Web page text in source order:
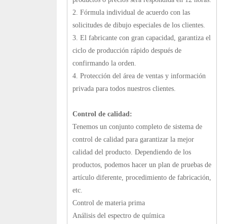
2. Fórmula individual de acuerdo con las
solicitudes de dibujo especiales de los clientes.
3. El fabricante con gran capacidad, garantiza el
ciclo de producción rápido después de
confirmando la orden.
4. Protección del área de ventas y información
privada para todos nuestros clientes.
Control de calidad:
Tenemos un conjunto completo de sistema de
control de calidad para garantizar la mejor
calidad del producto. Dependiendo de los
productos, podemos hacer un plan de pruebas de
artículo diferente, procedimiento de fabricación,
etc.
Control de materia prima
Análisis del espectro de química